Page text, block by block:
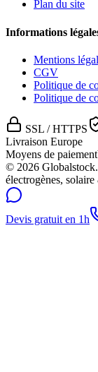
Plan du site
Informations
Mentions
CGV
Politique de
Politique de
SSL / HTTPS
Livraison Europe
Moyens de paiement
© 2026
électrogènes,
Devis gratuit en 1h